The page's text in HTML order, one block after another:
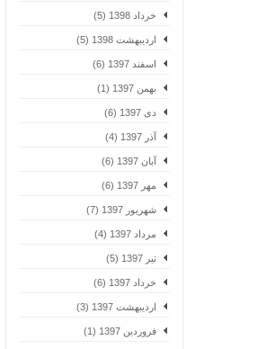
خرداد 1398 (5)
اردیبهشت 1398 (5)
اسفند 1397 (6)
بهمن 1397 (1)
دی 1397 (6)
آذر 1397 (4)
آبان 1397 (6)
مهر 1397 (6)
شهریور 1397 (7)
مرداد 1397 (4)
تیر 1397 (5)
خرداد 1397 (6)
اردیبهشت 1397 (3)
فروردین 1397 (1)